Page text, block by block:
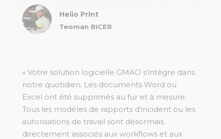
Helio Print
Teoman BICER
« Votre solution logicielle GMAO s’intègre dans
notre quotidien. Les documents Word ou
Excel ont été supprimés au fur et à mesure.
Tous les modèles de rapports d’incident ou les
autorisations de travail sont désormais
directement associés aux workflows et aux